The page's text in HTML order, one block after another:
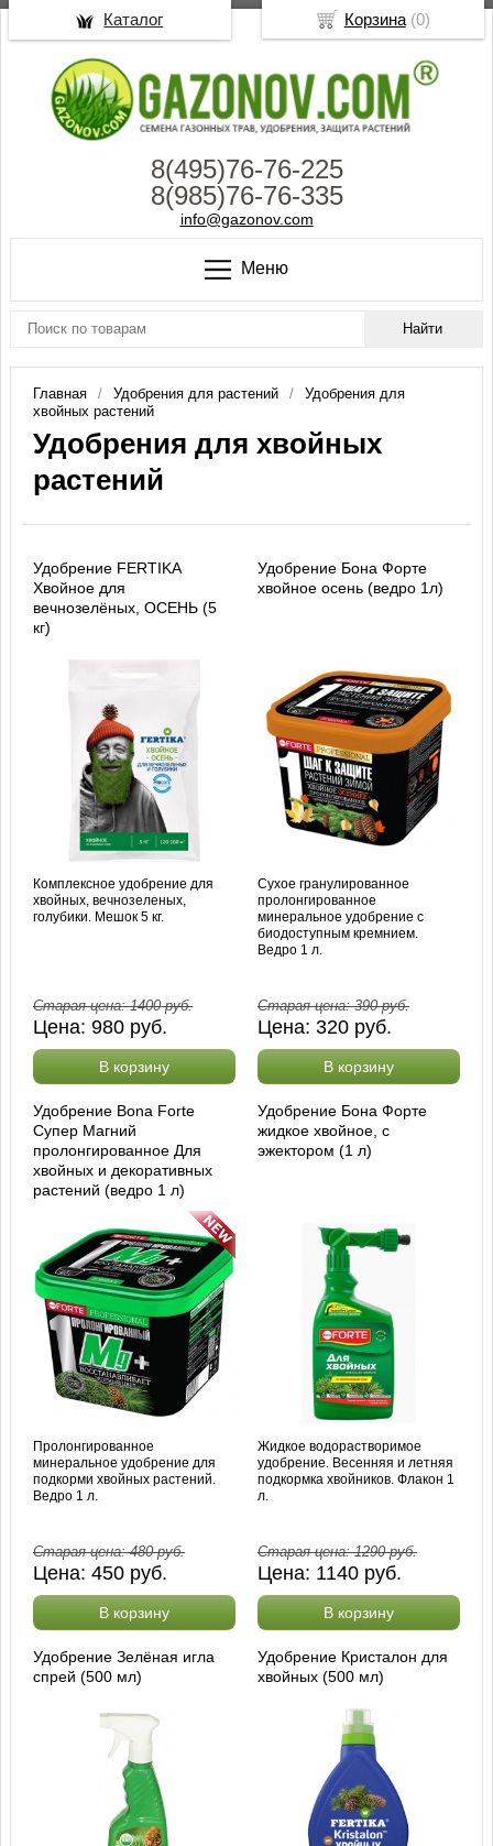
8(495)76-76-225
8(985)76-76-335
info@gazonov.com
Меню
Главная Удобрения для растений
Удобрения для
хвойных растений
Удобрения для хвойных
растений
Удобрение FERTIKA
Хвойное для
вечнозелёных, ОСЕНЬ (5
кг)
Комплексное удобрение для
хвойных, вечнозеленых,
голубики. Мешок 5 кг.
Старая цена:1400руб.
Цена:980 руб.
В корзину
Удобрение Бона Форте
хвойное осень (ведро 1л)
Сухое гранулированное
пролонгированное
минеральное удобрение с
биодоступным кремнием.
Ведро 1 л.
Старая цена:390руб.
Цена: 320 руб.
В корзину
Удобрение Bona Forte
Супер Магний
пролонгированное Для
хвойных и декоративных
растений (ведро 1 л)
Пролонгированное
минеральное удобрение для
подкорми хвойных растений.
Ведро 1 л.
Старая цена:480руб.
Цена:450 руб.
В корзину
Удобрение Бона Форте
жидкое хвойное, с
эжектором (1 л)
Жидкое водорастворимое
удобрение. Весенняя и летняя
подкормка хвойников. Флакон 1
л.
Старая цена:1290руб.
Цена: 1140 руб.
В корзину
Удобрение Зелёная игла
спрей (500 мл)
Удобрение Кристалон для
хвойных (500 мл)
Корзина(0)
Каталог